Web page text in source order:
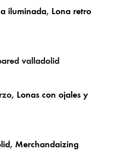
iluminada, Lona retro
valladolid
Lonas con ojales y
, Merchandaizing